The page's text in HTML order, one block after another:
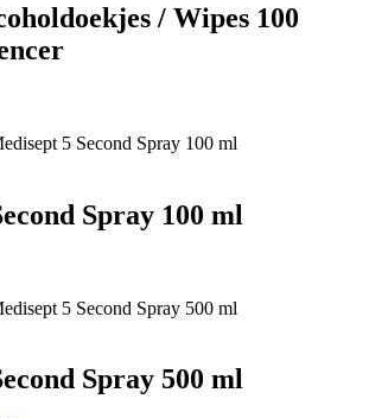
/ Wipes 100
Spray 100 ml
Spray 500 ml